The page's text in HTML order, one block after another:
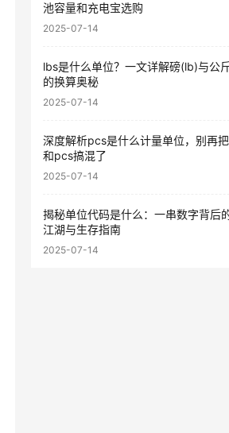
池容量和充电宝选购
2025-07-14
lbs是什么单位？一文详解磅(lb)与公
的换算奥秘
2025-07-14
深度解析pcs是什么计量单位，别再
和pcs搞混了
2025-07-14
揭秘单位代码是什么：一串数字背后
江湖与生存指南
2025-07-14